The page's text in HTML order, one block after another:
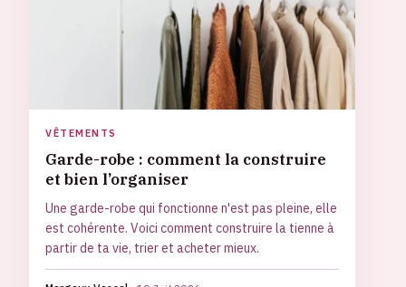
VÊTEMENTS
Garde-robe : comment la construire
et bien l’organiser
Une garde-robe qui fonctionne n'est pas pleine, elle
est cohérente. Voici comment construire la tienne à
partir de ta vie, trier et acheter mieux.